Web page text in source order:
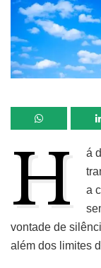
H
á
a
vontade de
além dos limites